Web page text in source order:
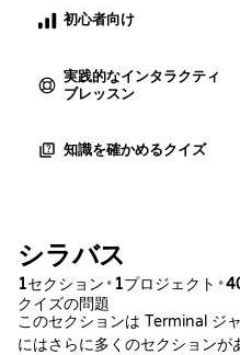
初心者向け
実践的なインタラクティ
ブレッスン
知識を確かめるクイズ
シラバス
1セクション •1プロジェクト •
クイズの問題
このセクションは Terminal ジ
にはさらに多くのセクション